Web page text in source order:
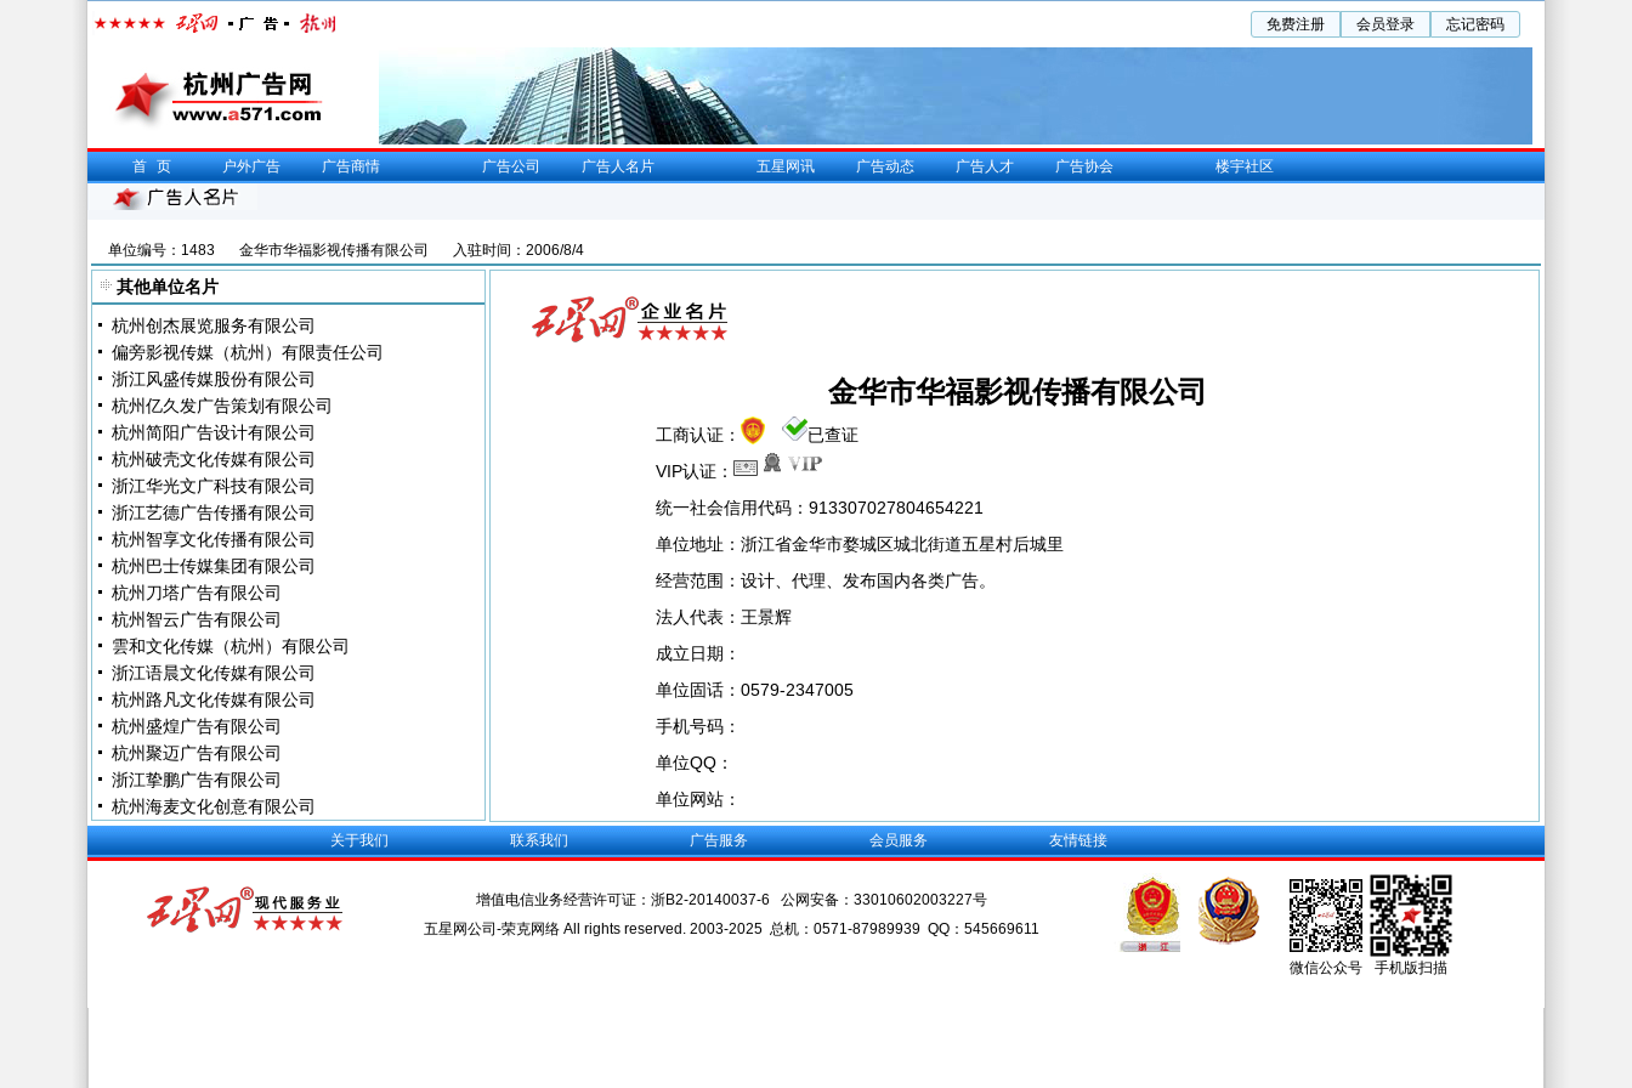
免费注册 会员登录 忘记密码
首页 户外广告 广告商情 广告公司 广告人名片 五星网讯 广告动态 广告人才 广告协会 楼宇社区
单位编号：1483 金华市华福影视传播有限公司 入驻时间：2006/8/4
其他单位名片
杭州创杰展览服务有限公司
偏旁影视传媒（杭州）有限责任公司
浙江风盛传媒股份有限公司
杭州亿久发广告策划有限公司
杭州简阳广告设计有限公司
杭州破壳文化传媒有限公司
浙江华光文广科技有限公司
浙江艺德广告传播有限公司
杭州智享文化传播有限公司
杭州巴士传媒集团有限公司
杭州刀塔广告有限公司
杭州智云广告有限公司
雲和文化传媒（杭州）有限公司
浙江语晨文化传媒有限公司
杭州路凡文化传媒有限公司
杭州盛煌广告有限公司
杭州聚迈广告有限公司
浙江挚鹏广告有限公司
杭州海麦文化创意有限公司
金华市华福影视传播有限公司
工商认证：
已查证
VIP认证：
统一社会信用代码：913307027804654221
单位地址：浙江省金华市婺城区城北街道五星村后城里
经营范围：设计、代理、发布国内各类广告。
法人代表：王景辉
成立日期：
单位固话：0579-2347005
手机号码：
单位QQ：
单位网站：
关于我们 联系我们 广告服务 会员服务 友情链接
增值电信业务经营许可证： 浙B2-20140037-6 公网安备： 33010602003227号
五星网公司-荣克网络 All rights reserved. 2003-2025 总机：0571-87989939 QQ：545669611
微信公众号 手机版扫描